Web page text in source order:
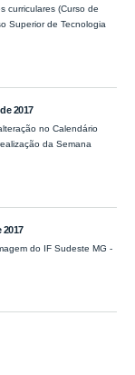
curriculares (Curso de
Superior de Tecnologia
2017
no Calendário
da Semana
2017
do IF Sudeste MG -